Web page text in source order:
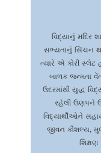
વિદ્યાનું મંદિર
સભ્યતાનું સિંચન
ત્યારે એ કોરી સ્લેટ
બાળક જન્મતા
ઉદરમાંથી યુદ્ધ
રહેલી ઉણપને
વિદ્યાર્થીઓને
જીવન કૌશલ્ય,
શિક્ષણ